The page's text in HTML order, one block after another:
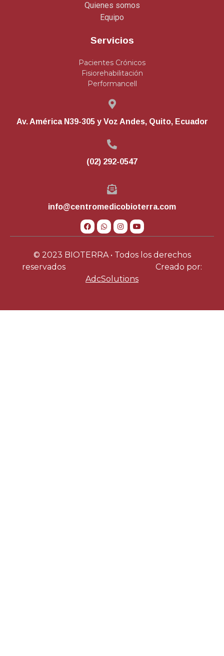
Quienes somos
Equipo
Servicios
Pacientes Crónicos
Fisiorehabilitación
Performancell
Av. América N39-305 y Voz Andes, Quito, Ecuador
(02) 292-0547
info@centromedicobioterra.com
© 2023 BIOTERRA • Todos los derechos
reservados Creado por:
AdcSolutions